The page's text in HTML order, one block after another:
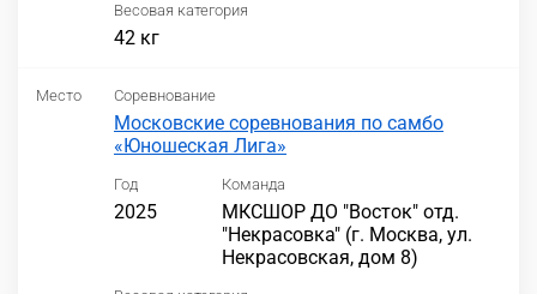
Весовая категория
42 кг
Место Соревнование
Московские соревнования по самбо
«Юношеская Лига»
Год
2025
Команда
МКСШОР ДО "Восток" отд.
"Некрасовка" (г. Москва, ул.
Некрасовская, дом 8)